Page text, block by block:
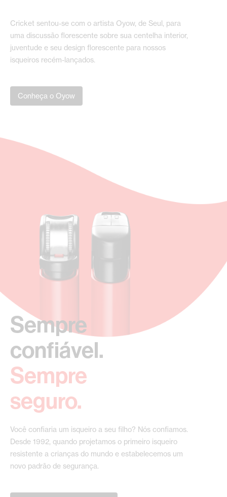
Cricket sentou-se com o artista Oyow, de Seul, para
uma discussão florescente sobre sua centelha interior,
juventude e seu design florescente para nossos
isqueiros recém-lançados.
Conheça o Oyow
Sempre
confiável.
Sempre
seguro.
Você confiaria um isqueiro a seu filho? Nós confiamos.
Desde 1992, quando projetamos o primeiro isqueiro
resistente a crianças do mundo e estabelecemos um
novo padrão de segurança.